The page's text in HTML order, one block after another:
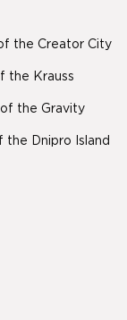
the Creator City
the Krauss
the Gravity
the Dnipro Island